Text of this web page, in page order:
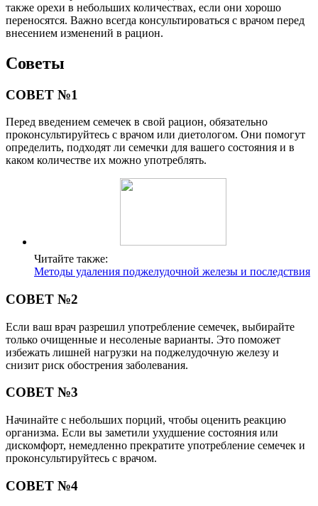
также орехи в небольших количествах, если они хорошо
переносятся. Важно всегда консультироваться с врачом перед
внесением изменений в рацион.
Советы
СОВЕТ №1
Перед введением семечек в свой рацион, обязательно
проконсультируйтесь с врачом или диетологом. Они помогут
определить, подходят ли семечки для вашего состояния и в
каком количестве их можно употреблять.
Читайте также:
Методы удаления поджелудочной железы и последствия
СОВЕТ №2
Если ваш врач разрешил употребление семечек, выбирайте
только очищенные и несоленые варианты. Это поможет
избежать лишней нагрузки на поджелудочную железу и
снизит риск обострения заболевания.
СОВЕТ №3
Начинайте с небольших порций, чтобы оценить реакцию
организма. Если вы заметили ухудшение состояния или
дискомфорт, немедленно прекратите употребление семечек и
проконсультируйтесь с врачом.
СОВЕТ №4